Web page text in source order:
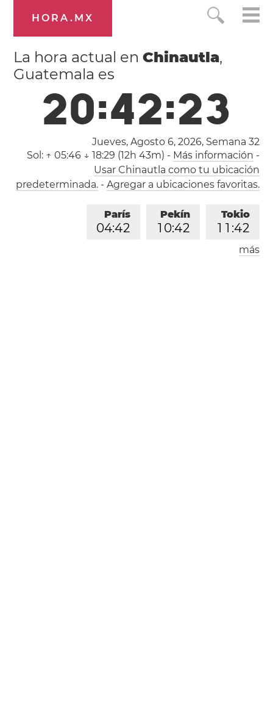
HORA.MX
La hora actual enChinautla,
Guatemala es
20:42:23
Jueves, Agosto 6, 2026, Semana 32
Sol: ↑ 05:46 ↓ 18:29 (12h 43m) - Más información -
Usar Chinautla como tu ubicación
predeterminada.- Agregar a ubicaciones favoritas.
Tokio
1 1 :42
Pekín
1 0:42
París
04:42
Londres
más